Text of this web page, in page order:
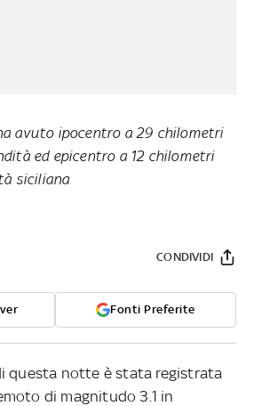
avuto ipocentro a 29 chilometri
ed epicentro a 12 chilometri
siciliana
Fonti Preferite
CONDIVIDI
questa notte è stata registrata
di magnitudo 3.1 in